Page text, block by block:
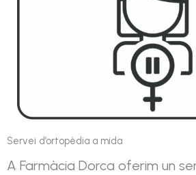
Servei d’ortopèdia a mida
A Farmàcia Dorca oferim un